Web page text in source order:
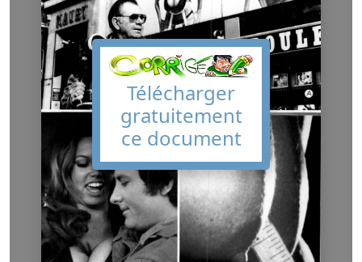
Télécharger
gratuitement
ce document